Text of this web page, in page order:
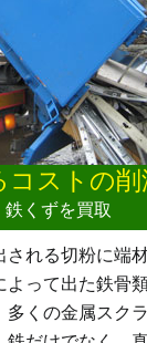
ストの削
くずを買取
れる切粉に端
よって出た鉄骨
多くの金属スク